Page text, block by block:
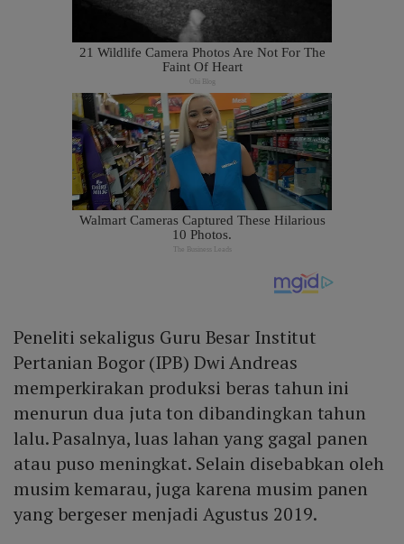
Peneliti sekaligus Guru Besar Institut
Pertanian Bogor (IPB) Dwi Andreas
memperkirakan produksi beras tahun ini
menurun dua juta ton dibandingkan tahun
lalu. Pasalnya, luas lahan yang gagal panen
atau puso meningkat. Selain disebabkan oleh
musim kemarau, juga karena musim panen
yang bergeser menjadi Agustus 2019.